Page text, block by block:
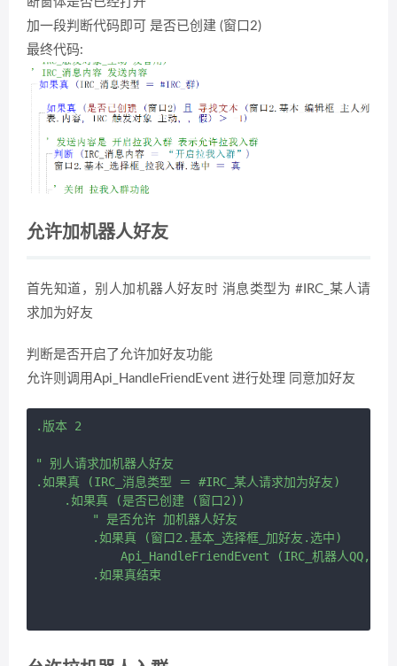
加一段判断代码即可 是否已创建 (窗口2)
最终代码:
允许加机器人好友
首先知道，别人加机器人好友时 消息类型为 #IRC_某人请
求加为好友
判断是否开启了允许加好友功能
允许则调用Api_HandleFriendEvent 进行处理 同意加好友
.版本 2
" 别人请求加机器人好友
.如果真 (IRC_消息类型 ＝ #IRC_某人请求加为好友)
    .如果真 (是否已创建 (窗口2))
        " 是否允许 加机器人好友
        .如果真 (窗口2.基本_选择框_加好友.选中)
Api_HandleFriendEvent (IRC_机器人QQ,
        .如果真结束